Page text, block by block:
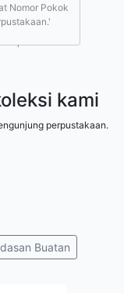
Nomor Pokok
'
kami
perpustakaan.
Buatan